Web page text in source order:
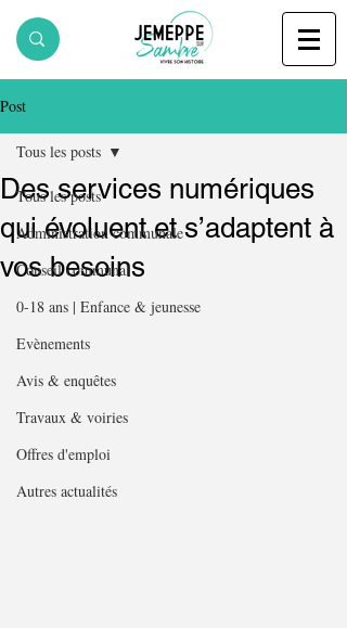
Post
Tous les posts
Administration communale
Conseil communal
0-18 ans | Enfance & jeunesse
Evènements
Avis & enquêtes
Travaux & voiries
Offres d'emploi
Autres actualités
Tous les posts
Des services numériques
qui évoluent et s’adaptent à
vos besoins